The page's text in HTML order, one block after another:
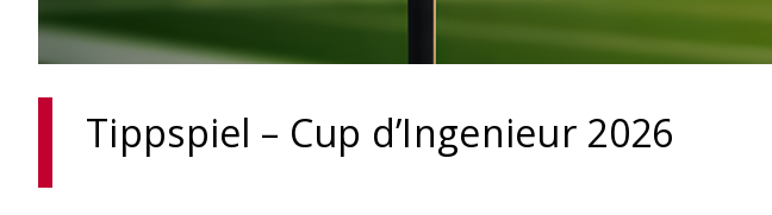
Tippspiel – Cup d’Ingenieur 2026